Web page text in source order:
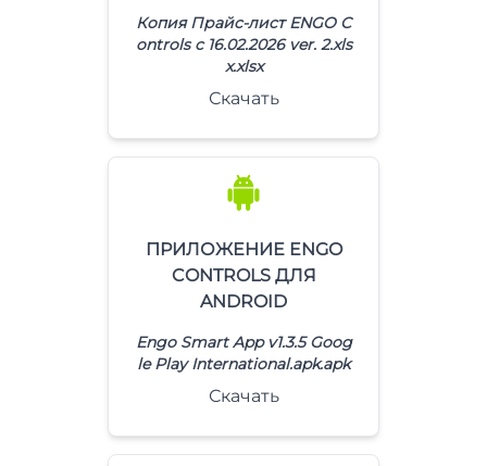
Копия Прайс-лист ENGO C
ontrols с 16.02.2026 ver. 2.xls
x.xlsx
Скачать
ПРИЛОЖЕНИЕ ENGO
CONTROLS ДЛЯ
ANDROID
Engo Smart App v1.3.5 Goog
le Play International.apk.apk
Скачать